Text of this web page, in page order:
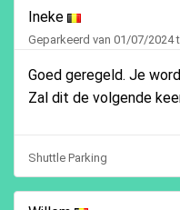
Ineke
Geparkeerd van 01/07/2024
Goed geregeld. Je
Zal dit de volgende
Shuttle Parking